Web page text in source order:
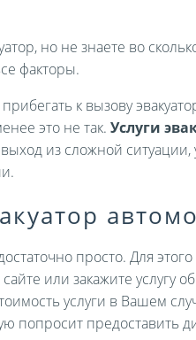
но не знаете во
факторы.
к вызову
это не так. Услуги
из сложной ситуации,
просто. Для
или закажите услугу
услуги в Вашем
попросит предоставить